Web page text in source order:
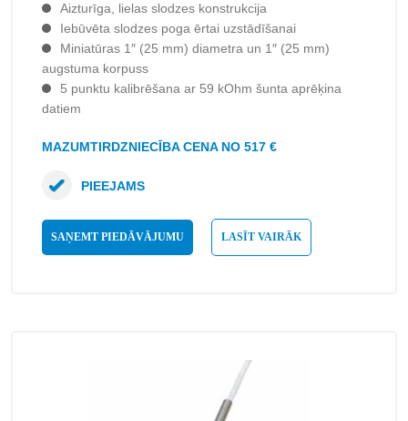
Aizturīga, lielas slodzes konstrukcija
Iebūvēta slodzes poga ērtai uzstādīšanai
Miniatūras 1″ (25 mm) diametra un 1″ (25 mm)
augstuma korpuss
5 punktu kalibrēšana ar 59 kOhm šunta aprēķina
datiem
MAZUMTIRDZNIECĪBA CENA NO 517 €
SAŅEMT PIEDĀVĀJUMU LASĪT VAIRĀK
PIEEJAMS